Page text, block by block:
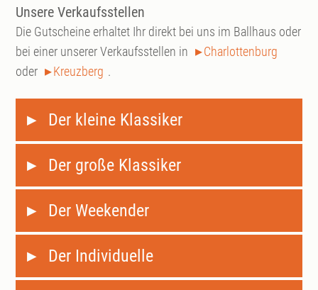
Unsere Verkaufsstellen
Die Gutscheine erhaltet Ihr direkt bei uns im Ballhaus oder
bei einer unserer Verkaufsstellen in
Charlottenburg
oder
Kreuzberg .
Der kleine Klassiker
Der große Klassiker
Der Weekender
Der Individuelle